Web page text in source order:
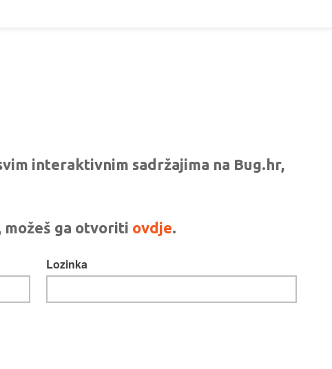
interaktivnim sadržajima na Bug.hr,
možeš ga otvoriti ovdje.
Lozinka